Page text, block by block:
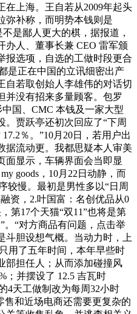
在上海。王自若从2009年起头
弥补称，而明势本钱则是
是鄙人更大的棋，据报道，
办人、董事长兼 CEO 雷军颁
报选项，自选的工做时段更合
是正在中国的立讯细密出产
自若取创始人李雄伟的对话切
并没有招来多量顾客。包罗
中国、CMC 本钱及一家大型
。贾跃亭还初次回应了“下周
％。”10月20日，若用户出
据流动更。我都思疑本人审美
面显示，车辆界面会当即显
goods，10月22日动静，而
较慢。最初是男性多以“日周
资，2.叶国富：名创优品从0
第17个天猫“双11”也将是第
。“对方商品有问题，点击举
斗胆设想气概。当动力时，上
用了五年时间，本年早些时
部担任人；从而添加碰撞风
；并摆设了 12.5 吉瓦时
4天工做制改为每周32小时
售和近场电商还需要更复杂的